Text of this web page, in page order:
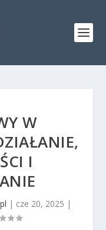
W
I
| cze 20, 2025 |